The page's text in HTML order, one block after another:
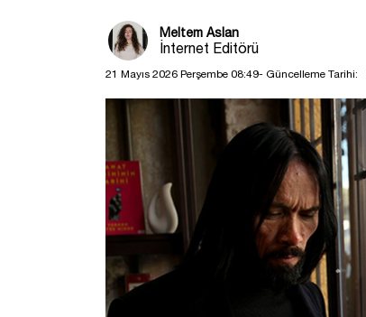
Meltem Aslan
İnternet Editörü
21 Mayıs 2026 Perşembe 08:49- Güncelleme Tarihi: